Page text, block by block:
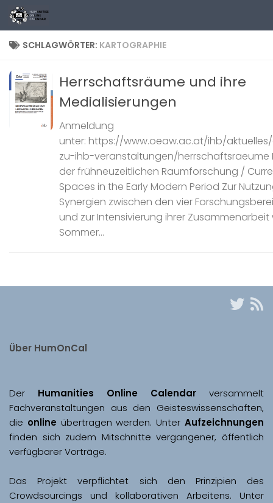
Zum Inhalt springen
SCHLAGWÖRTER: KARTOGRAPHIE
Herrschaftsräume und ihre
Medialisierungen
Anmeldung
unter: https://www.oeaw.ac.at/ihb/
zu-ihb-veranstaltungen/herrschaftsraeume
der frühneuzeitlichen Raumforschung /
Spaces in the Early Modern Period Zur
Synergien zwischen den vier
und zur Intensivierung ihrer Zusammenarbeit
Sommer...
Über HumOnCal
Der Humanities Online Calendar versammelt
Fachveranstaltungen aus den Geisteswissenschaften,
die online übertragen werden. Unter Aufzeichnungen
finden sich zudem Mitschnitte vergangener, öffentlich
Das Projekt verpflichtet sich den Prinzipien des
Crowdsourcings und kollaborativen Arbeitens. Unter